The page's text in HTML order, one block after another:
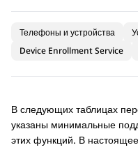
Телефоны и устройства
Device Enrollment Service
В следующих таблицах
указаны минимальные
этих функций. В